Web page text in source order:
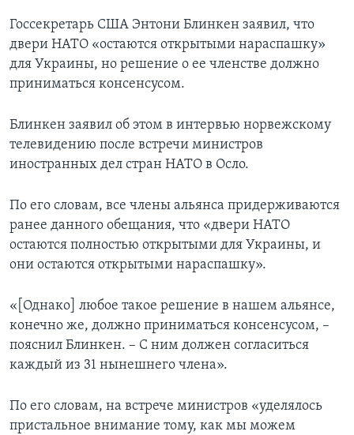
Госсекретарь США Энтони Блинкен заявил, что
двери НАТО «остаются открытыми нараспашку»
для Украины, но решение о ее членстве должно
приниматься консенсусом.
Блинкен заявил об этом в интервью норвежскому
телевидению после встречи министров
иностранных дел стран НАТО в Осло.
По его словам, все члены альянса придерживаются
ранее данного обещания, что «двери НАТО
остаются полностью открытыми для Украины, и
они остаются открытыми нараспашку».
«[Однако] любое такое решение в нашем альянсе,
конечно же, должно приниматься консенсусом, –
пояснил Блинкен. – С ним должен согласиться
каждый из 31 нынешнего члена».
По его словам, на встрече министров «уделялось
пристальное внимание тому, как мы можем